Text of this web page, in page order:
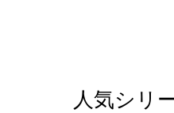
人気シリ